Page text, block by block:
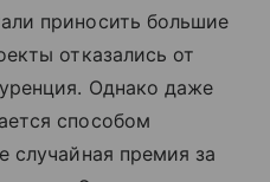
приносить большие
отказались от
Однако даже
способом
случайная премия за